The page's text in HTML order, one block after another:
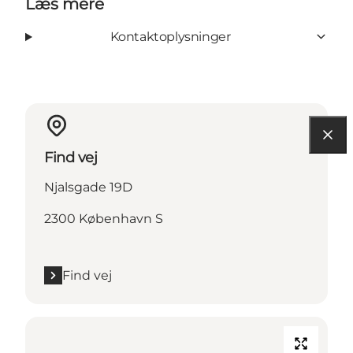
Læs mere
Kontaktoplysninger
Find vej
Njalsgade 19D
2300 København S
Find vej